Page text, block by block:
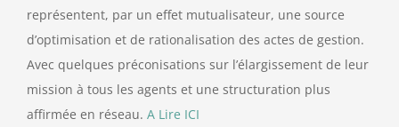
représentent, par un effet mutualisateur, une source
d’optimisation et de rationalisation des actes de gestion.
Avec quelques préconisations sur l’élargissement de leur
mission à tous les agents et une structuration plus
affirmée en réseau. A Lire ICI